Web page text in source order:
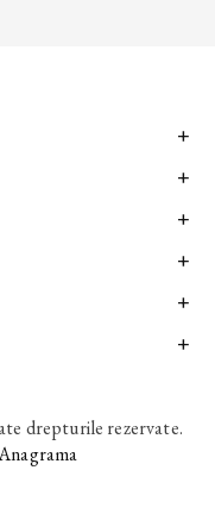
drepturile rezervate.